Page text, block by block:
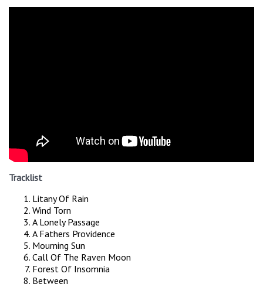
Tracklist
Litany Of Rain
Wind Torn
A Lonely Passage
A Fathers Providence
Mourning Sun
Call Of The Raven Moon
Forest Of Insomnia
Between